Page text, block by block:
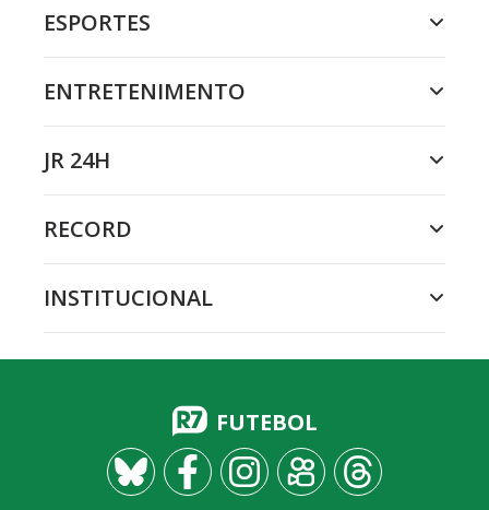
ESPORTES
ENTRETENIMENTO
JR 24H
RECORD
INSTITUCIONAL
FUTEBOL